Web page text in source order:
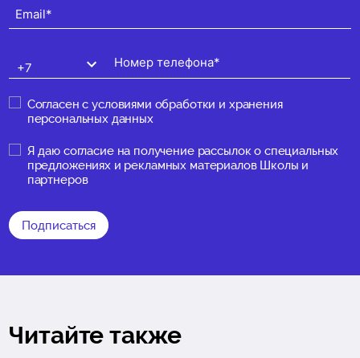
Согласен сусловиями обработки и хранения
персональных данных
Я даю согласие на получение рассылок о специальных
предложениях и рекламных материалов Школы и
партнеров
Подписаться
Читайте также